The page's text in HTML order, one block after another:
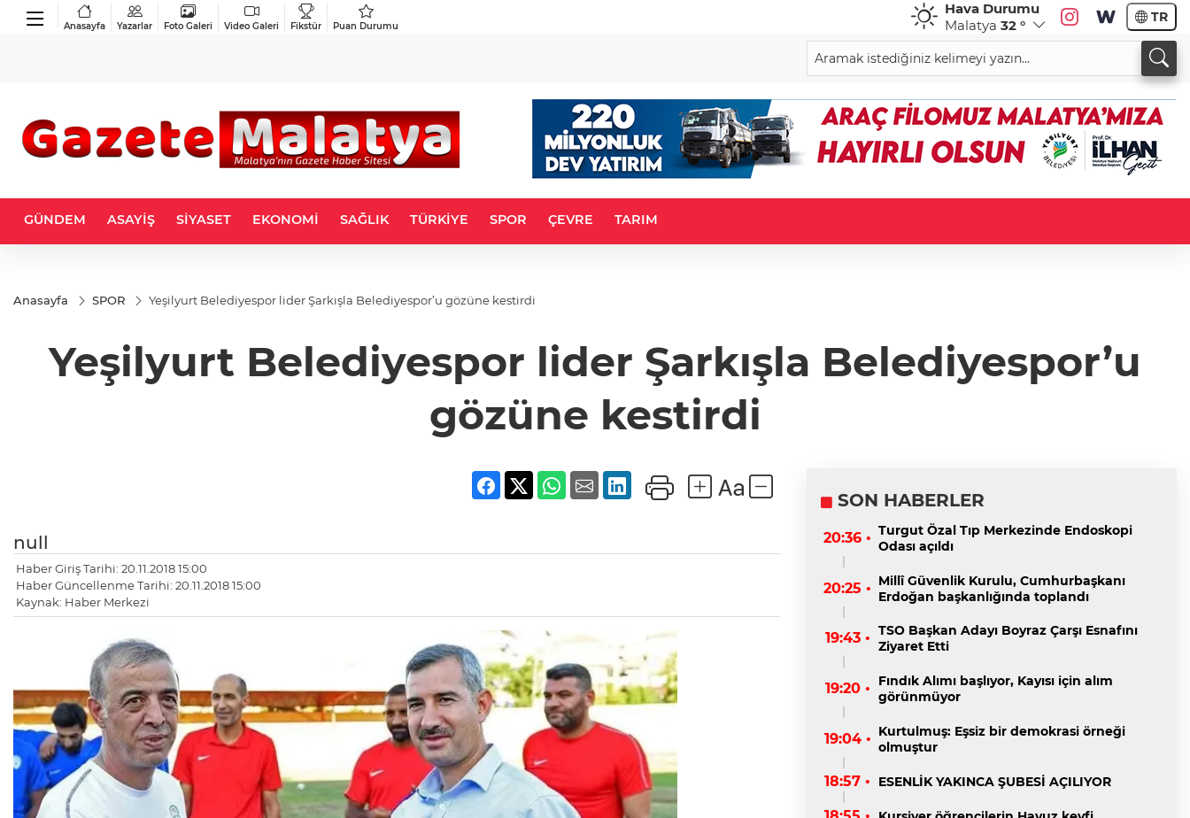
Anasayfa Yazarlar Foto Galeri Video Galeri Fikstür Puan Durumu
Hava Durumu
Malatya 32 ° TR
GÜNDEM ASAYİŞ SİYASET EKONOMİ SAĞLIK TÜRKİYE SPOR ÇEVRE TARIM
Anasayfa SPOR Yeşilyurt Belediyespor lider Şarkışla Belediyespor’u gözüne kestirdi
Yeşilyurt Belediyespor lider Şarkışla Belediyespor’u
gözüne kestirdi
null
Haber Giriş Tarihi: 20.11.2018 15:00
Haber Güncellenme Tarihi: 20.11.2018 15:00
Kaynak: Haber Merkezi
SON HABERLER
20:36 • Turgut Özal Tıp Merkezinde Endoskopi
Odası açıldı
20:25 • Millî Güvenlik Kurulu, Cumhurbaşkanı
Erdoğan başkanlığında toplandı
19:43 • TSO Başkan Adayı Boyraz Çarşı Esnafını
Ziyaret Etti
19:20 •
Fındık Alımı başlıyor, Kayısı için alım
görünmüyor
19:04 • Kurtulmuş: Eşsiz bir demokrasi örneği
olmuştur
18:57 • ESENLİK YAKINCA ŞUBESİ AÇILIYOR